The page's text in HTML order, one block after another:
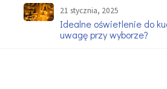
21 stycznia, 2025
Idealne oświetlenie do
uwagę przy wyborze?